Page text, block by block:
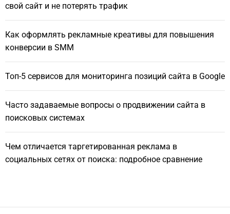
свой сайт и не потерять трафик
Как оформлять рекламные креативы для повышения
конверсии в SMM
Топ-5 сервисов для мониторинга позиций сайта в Google
Часто задаваемые вопросы о продвижении сайта в
поисковых системах
Чем отличается таргетированная реклама в
социальных сетях от поиска: подробное сравнение